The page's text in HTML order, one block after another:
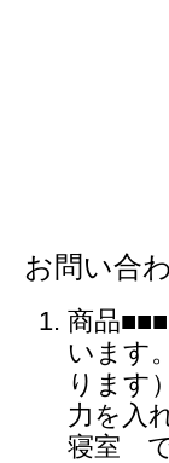
お問い合
商品
います
ります
力を入
寝室 で